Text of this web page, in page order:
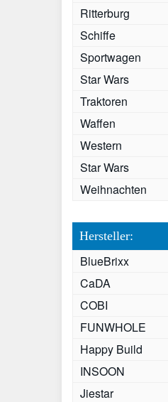
Ritterburg
Schiffe
Sportwagen
Star Wars
Traktoren
Waffen
Western
Star Wars
Weihnachten
Hersteller:
BlueBrixx
CaDA
COBI
FUNWHOLE
Happy Build
INSOON
Jiestar